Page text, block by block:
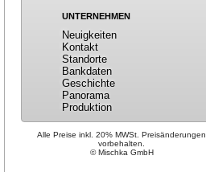
UNTERNEHMEN
Neuigkeiten
Kontakt
Standorte
Bankdaten
Geschichte
Panorama
Produktion
Alle Preise inkl. 20% MWSt. Preisänderungen
vorbehalten.
© Mischka GmbH